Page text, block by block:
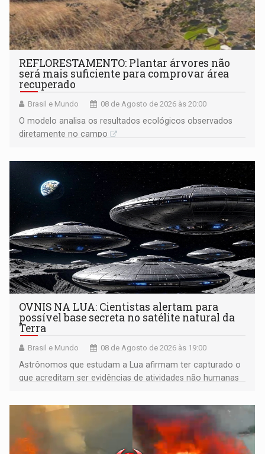
REFLORESTAMENTO: Plantar árvores não
será mais suficiente para comprovar área
recuperado
Brasil e Mundo 08 de Agosto de 2026 às 20:00
O modelo analisa os resultados ecológicos observados
diretamente no campo
OVNIS NA LUA: Cientistas alertam para
possível base secreta no satélite natural da
Terra
Brasil e Mundo 08 de Agosto de 2026 às 19:00
Astrônomos que estudam a Lua afirmam ter capturado o
que acreditam ser evidências de atividades não humanas
órbita